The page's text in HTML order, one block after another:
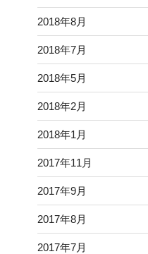
2018年8月
2018年7月
2018年5月
2018年2月
2018年1月
2017年11月
2017年9月
2017年8月
2017年7月